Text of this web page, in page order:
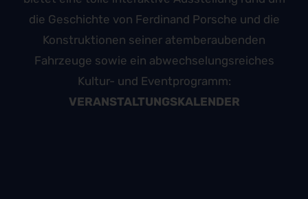
die Geschichte von Ferdinand Porsche und die
Konstruktionen seiner atemberaubenden
Fahrzeuge sowie ein abwechselungsreiches
Kultur- und Eventprogramm:
VERANSTALTUNGSKALENDER